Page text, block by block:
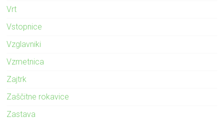
Vrt
Vstopnice
Vzglavniki
Vzmetnica
Zajtrk
Zaščitne rokavice
Zastava